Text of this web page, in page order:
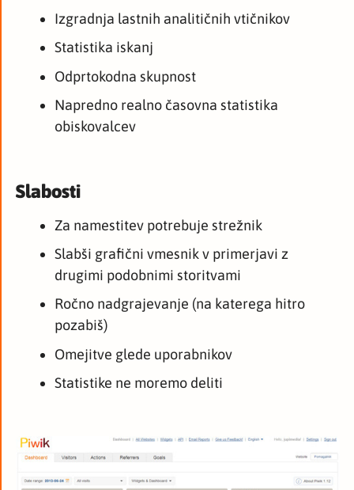
Izgradnja lastnih analitičnih vtičnikov
Statistika iskanj
Odprtokodna skupnost
Napredno realno časovna statistika
obiskovalcev
Slabosti
Za namestitev potrebuje strežnik
Slabši grafični vmesnik v primerjavi z
drugimi podobnimi storitvami
Ročno nadgrajevanje (na katerega hitro
pozabiš)
Omejitve glede uporabnikov
Statistike ne moremo deliti